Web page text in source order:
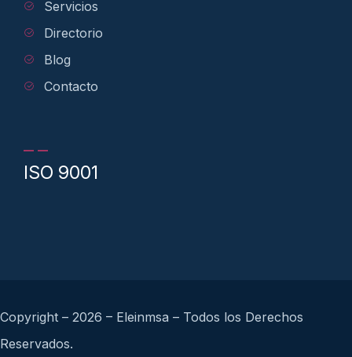
Servicios
Directorio
Blog
Contacto
ISO 9001
Copyright – 2026 – Eleinmsa – Todos los Derechos
Reservados.